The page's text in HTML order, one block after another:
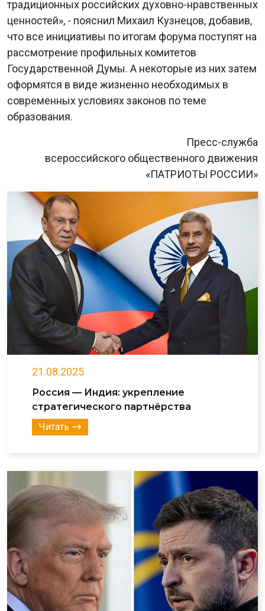
традиционных российских духовно-нравственных
ценностей», - пояснил Михаил Кузнецов, добавив,
что все инициативы по итогам форума поступят на
рассмотрение профильных комитетов
Государственной Думы. А некоторые из них затем
оформятся в виде жизненно необходимых в
современных условиях законов по теме
образования.
Пресс-служба
всероссийского общественного движения
«ПАТРИОТЫ РОССИИ»
21.08.2025
Россия — Индия: укрепление
стратегического партнёрства
Читать